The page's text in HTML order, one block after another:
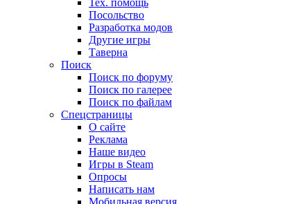
Тех. помощь
Посольство
Разработка модов
Другие игры
Таверна
Поиск
Поиск по форуму
Поиск по галерее
Поиск по файлам
Спецстраницы
О сайте
Реклама
Наше видео
Игры в Steam
Опросы
Написать нам
Мобильная версия